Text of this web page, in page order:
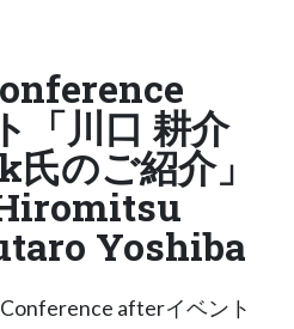
「川口 耕介
のご紹介」
Yoshiba
afterイベント